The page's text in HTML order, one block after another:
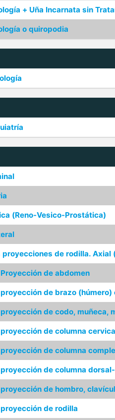
+ Uña Incarnata sin
o quiropodia
(Reno-Vesico-Prostática)
proyecciones de rodilla.
de abdomen
de brazo
de codo, muñeca,
de columna
de columna
de columna
de hombro,
de rodilla